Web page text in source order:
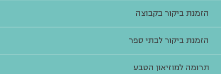
הזמנת ביקור בקבוצה
הזמנת ביקור לבתי ספר
תרומה למוזיאון הטבע